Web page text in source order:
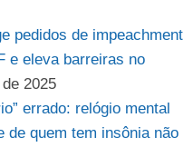
pedidos de impeachment
e eleva barreiras no
2025
errado: relógio mental
de quem tem insônia não